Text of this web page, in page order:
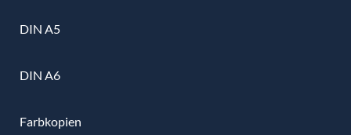
DIN A5
DIN A6
Farbkopien